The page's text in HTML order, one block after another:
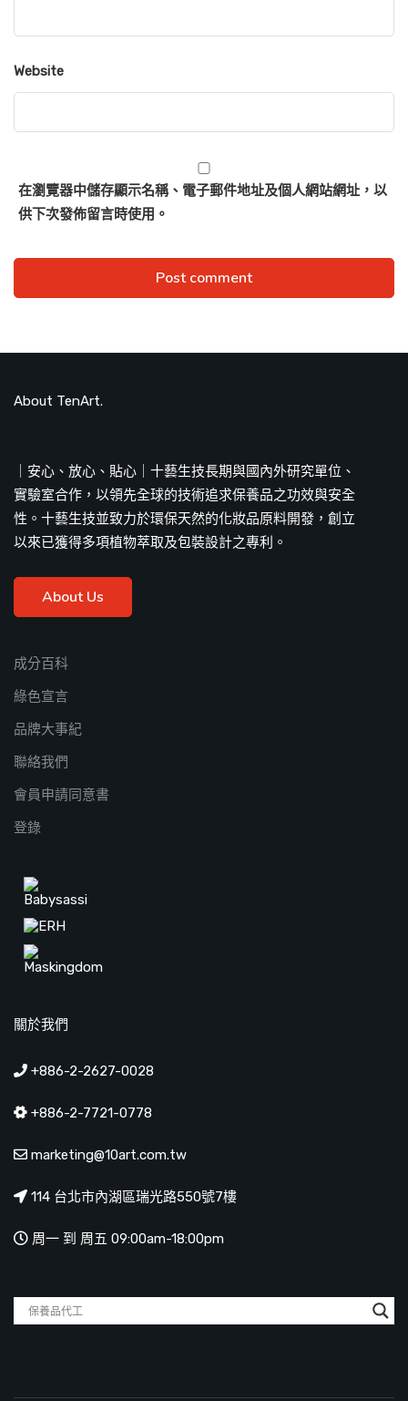
Website
在瀏覽器中儲存顯示名稱、電子郵件地址及個人網站網址，以
供下次發佈留言時使用。
About TenArt.
｜安心、放心、貼心｜十藝生技長期與國內外研究單位、
實驗室合作，以領先全球的技術追求保養品之功效與安全
性。十藝生技並致力於環保天然的化妝品原料開發，創立
以來已獲得多項植物萃取及包裝設計之專利。
About Us
成分百科
綠色宣言
品牌大事紀
聯絡我們
會員申請同意書
登錄
關於我們
+886-2-2627-0028
+886-2-7721-0778
marketing@10art.com.tw
114 台北市內湖區瑞光路550號7樓
周一 到 周五 09:00am-18:00pm